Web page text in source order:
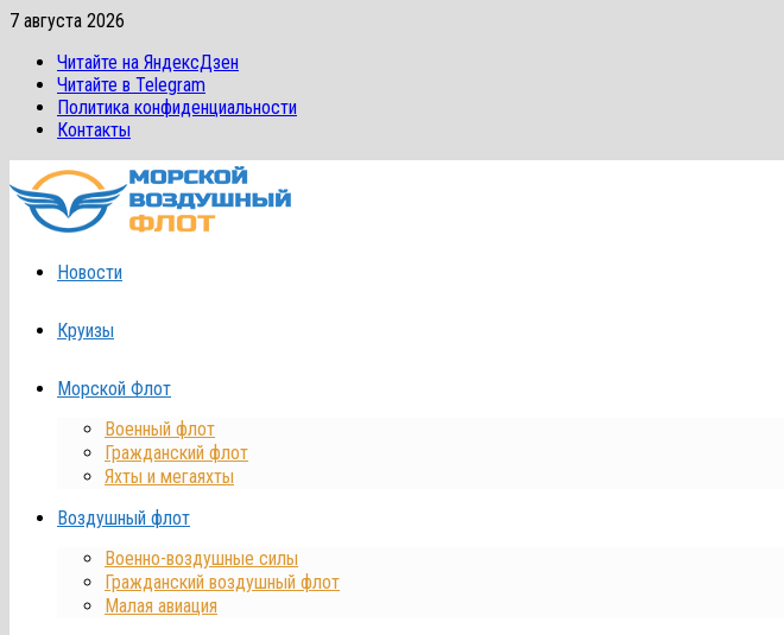
Перейти
содержимому
7 августа 2026
Читайте на ЯндексДзен
Читайте в Telegram
Политика конфиденциальности
Контакты
Новости
Круизы
Морской Флот
Военный флот
Гражданский флот
Яхты и мегаяхты
Воздушный флот
Военно-воздушные силы
Гражданский воздушный флот
Малая авиация